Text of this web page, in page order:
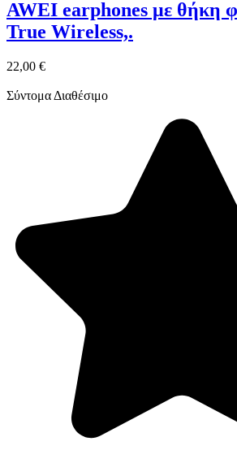
AWEI earphones με θήκη
True Wireless,.
22,00 €
Σύντομα Διαθέσιμο